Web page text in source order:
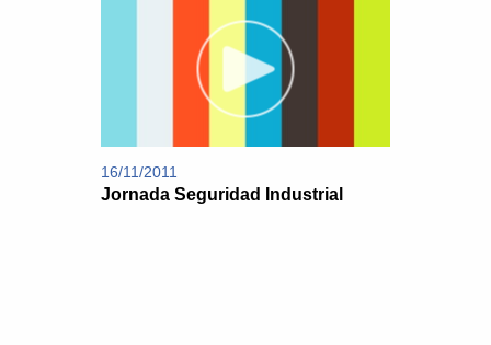
16/11/2011
Jornada Seguridad Industrial